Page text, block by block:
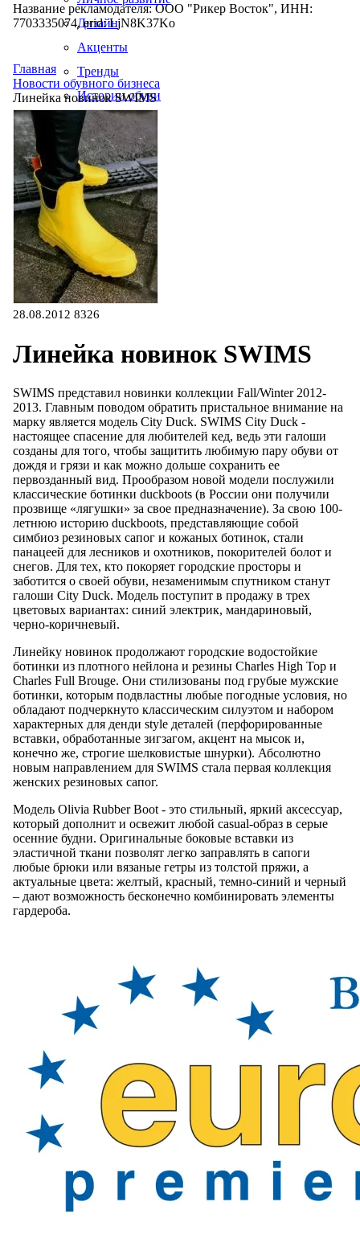
Дизайн
Акценты
Тренды
Истории обуви
Производство
Название рекламодателя: ООО "Рикер Восток", ИНН:
7703335074, erid: LjN8K37Ko
Главная
Новости обувного бизнеса
Линейка новинок SWIMS
28.08.2012 8326
Линейка новинок SWIMS
SWIMS представил новинки коллекции Fall/Winter 2012-
2013. Главным поводом обратить пристальное внимание на
марку является модель City Duck. SWIMS City Duck -
настоящее спасение для любителей кед, ведь эти галоши
созданы для того, чтобы защитить любимую пару обуви от
дождя и грязи и как можно дольше сохранить ее
первозданный вид. Прообразом новой модели послужили
классические ботинки duckboots (в России они получили
прозвище «лягушки» за свое предназначение). За свою 100-
летнюю историю duckboots, представляющие собой
симбиоз резиновых сапог и кожаных ботинок, стали
панацеей для лесников и охотников, покорителей болот и
снегов. Для тех, кто покоряет городские просторы и
заботится о своей обуви, незаменимым спутником станут
галоши City Duck. Модель поступит в продажу в трех
цветовых вариантах: синий электрик, мандариновый,
черно-коричневый.
Линейку новинок продолжают городские водостойкие
ботинки из плотного нейлона и резины Charles High Top и
Charles Full Brouge. Они стилизованы под грубые мужские
ботинки, которым подвластны любые погодные условия, но
обладают подчеркнуто классическим силуэтом и набором
характерных для денди style деталей (перфорированные
вставки, обработанные зигзагом, акцент на мысок и,
конечно же, строгие шелковистые шнурки). Абсолютно
новым направлением для SWIMS стала первая коллекция
женских резиновых сапог.
Модель Olivia Rubber Boot - это стильный, яркий аксессуар,
который дополнит и освежит любой casual-образ в серые
осенние будни. Оригинальные боковые вставки из
эластичной ткани позволят легко заправлять в сапоги
любые брюки или вязаные гетры из толстой пряжи, а
актуальные цвета: желтый, красный, темно-синий и черный
– дают возможность бесконечно комбинировать элементы
гардероба.